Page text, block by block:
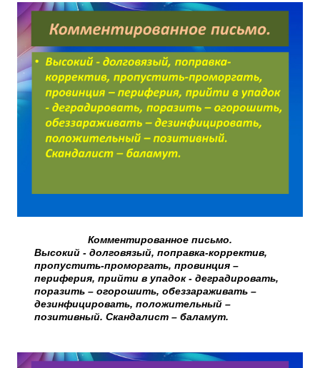
Комментированное письмо.
Высокий - долговязый, поправка-корректив,
пропустить-проморгать, провинция –
периферия, прийти в упадок - деградировать,
поразить – огорошить, обеззараживать –
дезинфицировать, положительный –
позитивный. Скандалист – баламут.